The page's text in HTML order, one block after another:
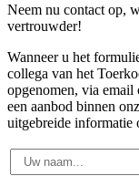
Neem nu contact op,
vertrouwder!
Wanneer u het
collega van het
opgenomen, via
een aanbod binnen
uitgebreide informatie